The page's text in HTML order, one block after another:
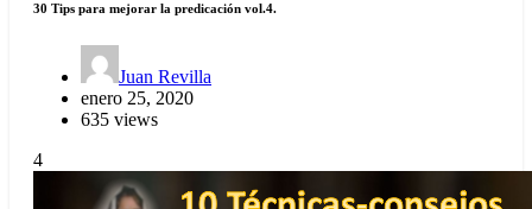
30 Tips para mejorar la predicación vol.4.
Juan Revilla
enero 25, 2020
635 views
4